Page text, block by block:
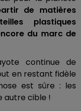
de matières
plastiques
du marc de
continue de
en restant fidèle
est sûre : les
autre cible !